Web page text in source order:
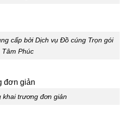
cấp bởi Dịch vụ Đồ cúng Trọn gói
Tâm Phúc
khai trương đơn giản